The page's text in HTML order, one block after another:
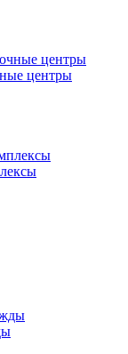
центры